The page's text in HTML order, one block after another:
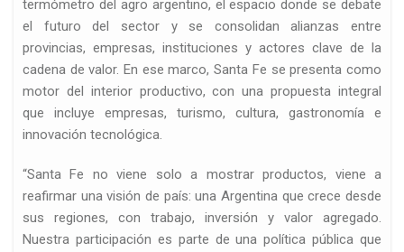
termómetro del agro argentino, el espacio donde se debate
el futuro del sector y se consolidan alianzas entre
provincias, empresas, instituciones y actores clave de la
cadena de valor. En ese marco, Santa Fe se presenta como
motor del interior productivo, con una propuesta integral
que incluye empresas, turismo, cultura, gastronomía e
innovación tecnológica.
“Santa Fe no viene solo a mostrar productos, viene a
reafirmar una visión de país: una Argentina que crece desde
sus regiones, con trabajo, inversión y valor agregado.
Nuestra participación es parte de una política pública que